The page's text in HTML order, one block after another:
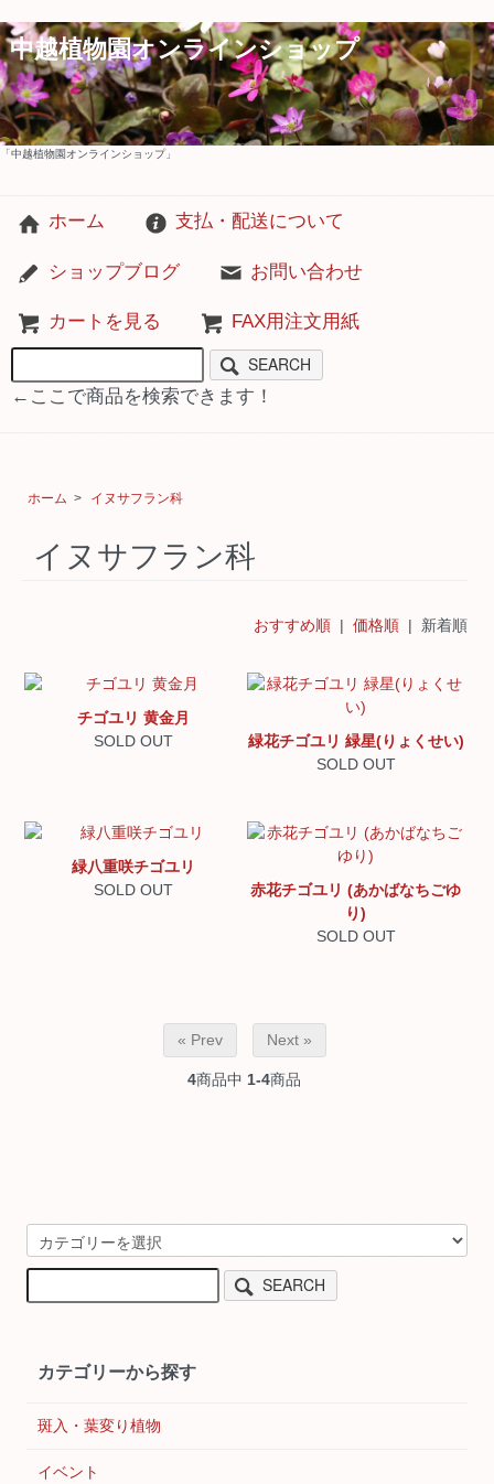
中越植物園オンラインショップ
「中越植物園オンラインショップ」
ホーム 支払・配送について
ショップブログ お問い合わせ
カートを見る FAX用注文用紙
SEARCH
←ここで商品を検索できます！
ホーム > イヌサフラン科
イヌサフラン科
おすすめ順| 価格順| 新着順
チゴユリ 黄金月
SOLD OUT
緑花チゴユリ 緑星(りょくせい)
SOLD OUT
緑八重咲チゴユリ
SOLD OUT
赤花チゴユリ (あかばなちごゆ
り)
SOLD OUT
« Prev Next »
4商品中 1-4商品
SEARCH
カテゴリーから探す
斑入・葉変り植物
イベント